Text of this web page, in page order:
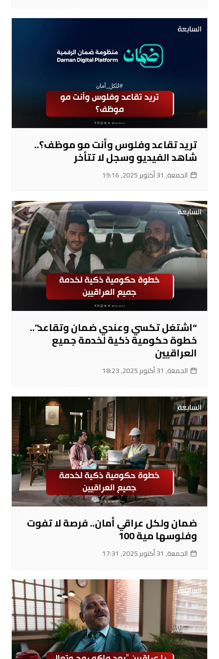
تريد تقاعد وفلوس وأنت مو موظف؟..
شاهد الفيديو وسجل لا تتأخر
الجمعة, 31 أكتوبر 2025, 19:16
“اشتغل تكسي وعندي ضمان وتقاعد”..
خطوة حكومية ذكية لخدمة جميع
العراقيين
الجمعة, 31 أكتوبر 2025, 18:23
ضمان ولكل عراقي أمان.. فرصة لا تفوت
وفلوسها مية 100
الجمعة, 31 أكتوبر 2025, 17:31